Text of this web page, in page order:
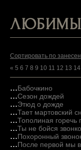
Сортировать по
« 5 6 7 8 9 10 11 12 13 14
...Бабочкино
...Сезон дождей
...Этюд о дожде
...Тает мартовский
...Тополиная горечь
...Ты не бойся
...Похоронный
...После первой мы